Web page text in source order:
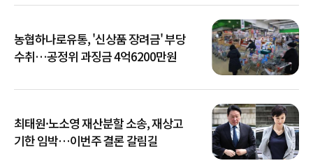
농협하나로유통, '신상품 장려금' 부당
수취…공정위 과징금 4억6200만원
최태원·노소영 재산분할 소송, 재상고
기한 임박…이번주 결론 갈림길